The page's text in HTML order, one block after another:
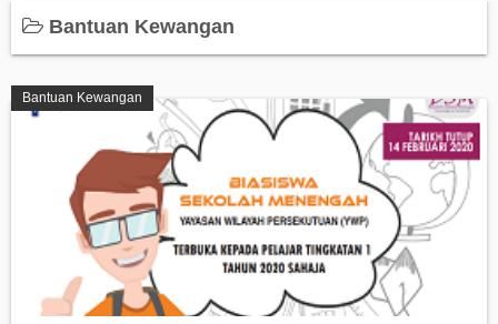
Biasiswa Diploma
Biasiswa Master
Biasiswa PhD
Biasiswa Sekolah
Bantuan Kewangan
Bantuan Kewangan